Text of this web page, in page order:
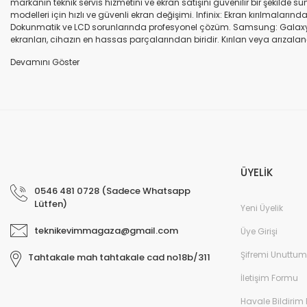
markanın teknik servis hizmetini ve ekran satışını güvenilir bir şekilde
modelleri için hızlı ve güvenli ekran değişimi. Infinix: Ekran
Dokunmatik ve LCD sorunlarında profesyonel çözüm. Samsung:
ekranları, cihazın en hassas parçalarından biridir. Kırılan veya
uyumlu olup olmadığına dikkat ediniz. HK-ZY-A.Kalite ekran: Daha
0546 481 0728 (Sadece Whatsapp
Lütfen)
teknikevimmagaza@gmail.com
Tahtakale mah tahtakale cad no18b/311
ÜYELİK
Yeni Üyelik
Üye Girişi
Şifremi Unuttum
İletişim Formu
Havale Bildirim